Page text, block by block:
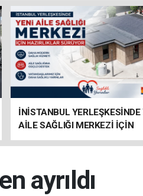
İNİSTANBUL YERLEŞKESİNDE
AİLE SAĞLIĞI MERKEZİ İÇİN
HAZIRLIKLAR SÜRÜYOR
ayrıldı